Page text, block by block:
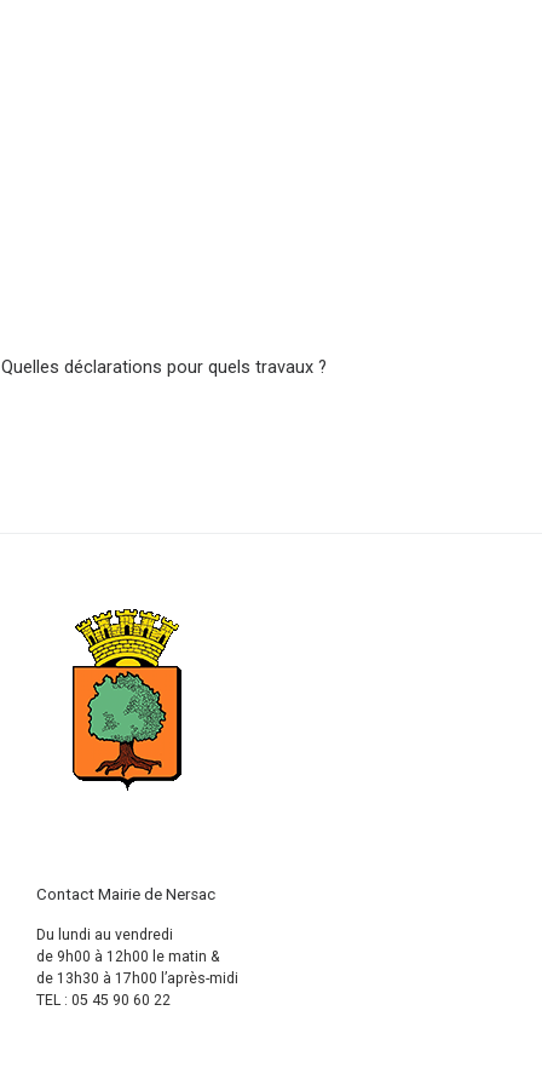
déclarations pour quels travaux ?
Contact Mairie de Nersac
Du lundi au vendredi
de 9h00 à 12h00 le matin &
de 13h30 à 17h00 l’après-midi
TEL : 05 45 90 60 22